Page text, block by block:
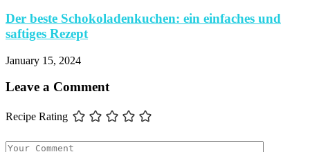
Der beste Schokoladenkuchen: ein einfaches und
saftiges Rezept
January 15, 2024
Leave a Comment
Recipe Rating